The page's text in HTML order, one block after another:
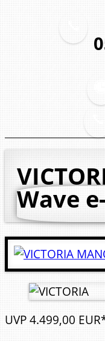
Wave
UVP4.499,00